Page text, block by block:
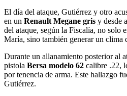
El día del ataque, Gutiérrez y otro
en un Renault Megane gris y desde
del ataque, según la Fiscalía, no solo
María, sino también generar un clima
Durante un allanamiento posterior al
pistola Bersa modelo 62 calibre .22,
por tenencia de arma. Este hallazgo
Gutiérrez.